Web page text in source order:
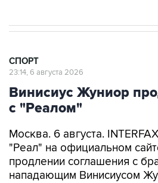
СПОРТ
23:14, 6 августа 2026
Винисиус Жуниор
с "Реалом"
Москва. 6 августа.
"Реал" на официальном
продлении соглашения с
нападающим Винисиусом